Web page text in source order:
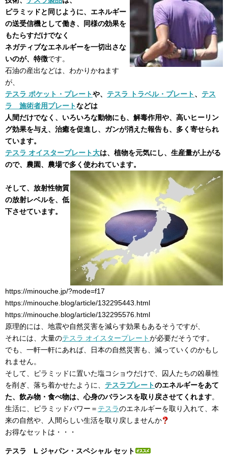
ピラミッドと同じように、エネルギー
の送受信機として働き、同様の効果を
もたらすだけでなく
ネガティブなエネルギーを一切出さな
いのが、特徴です。
石油の産出などは、わかりかねます
が、
テスラ ポケット・プレートや、 テスラ トラベル・プレート、 テス
ラ 施術者用プレートなどは
人間だけでなく、いろいろな動物にも、解毒作用や、高いヒーリン
グ効果を与え、治癒を促進し、ガンが消えた報告も、多く寄せられ
ています。
テスラ オイスタープレート大は、植物を元気にし、生産量が上がる
ので、農園、農場で多く使われています。
そして、放射性物質
の放射レベルを、低
下させています。
https://minouche.jp/?mode=f17
https://minouche.blog/article/132295443.html
https://minouche.blog/article/132295576.html
原理的には、地震や自然災害を減らす効果もあるそうですが、
それには、大量のテスラ オイスタープレートが必要だそうです。
でも、一軒一軒にあれば、日本の自然災害も、減っていくのかもし
れません。
そして、ピラミッドに置いた塩コショウだけで、囚人たちの凶暴性
を削ぎ、落ち着かせたように、 テスラプレートのエネルギーをあて
た、飲み物・食べ物は、心身のバランスを取り戻させてくれます。
生活に、ピラミッドパワー＝ テスラのエネルギーを取り入れて、本
来の自然や、人間らしい生活を取り戻しませんか
お得なセットは・・・
テスラ L ジャパン・スペシャル セット